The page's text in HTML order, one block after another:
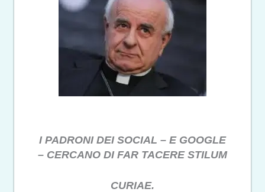
I PADRONI DEI SOCIAL – E GOOGLE
– CERCANO DI FAR TACERE STILUM
CURIAE.